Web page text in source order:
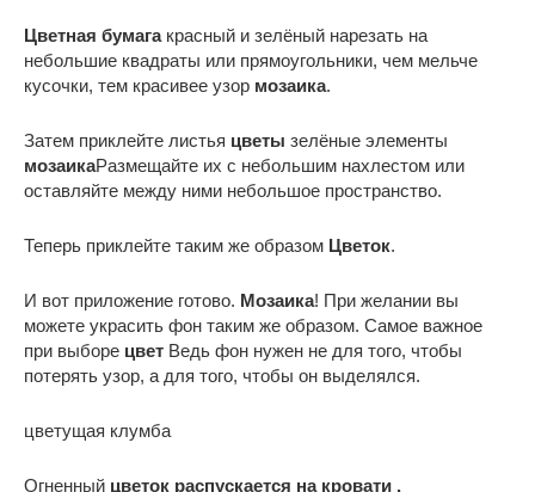
Цветная бумагакрасный и зелёный нарезать на
небольшие квадраты или прямоугольники, чем мельче
кусочки, тем красивее узор мозаика.
Затем приклейте листья цветы зелёные элементы
мозаикаРазмещайте их с небольшим нахлестом или
оставляйте между ними небольшое пространство.
Теперь приклейте таким же образом Цветок.
И вот приложение готово. Мозаика! При желании вы
можете украсить фон таким же образом. Самое важное
при выборе цвет Ведь фон нужен не для того, чтобы
потерять узор, а для того, чтобы он выделялся.
цветущая клумба
Огненный цветок распускается на кровати .